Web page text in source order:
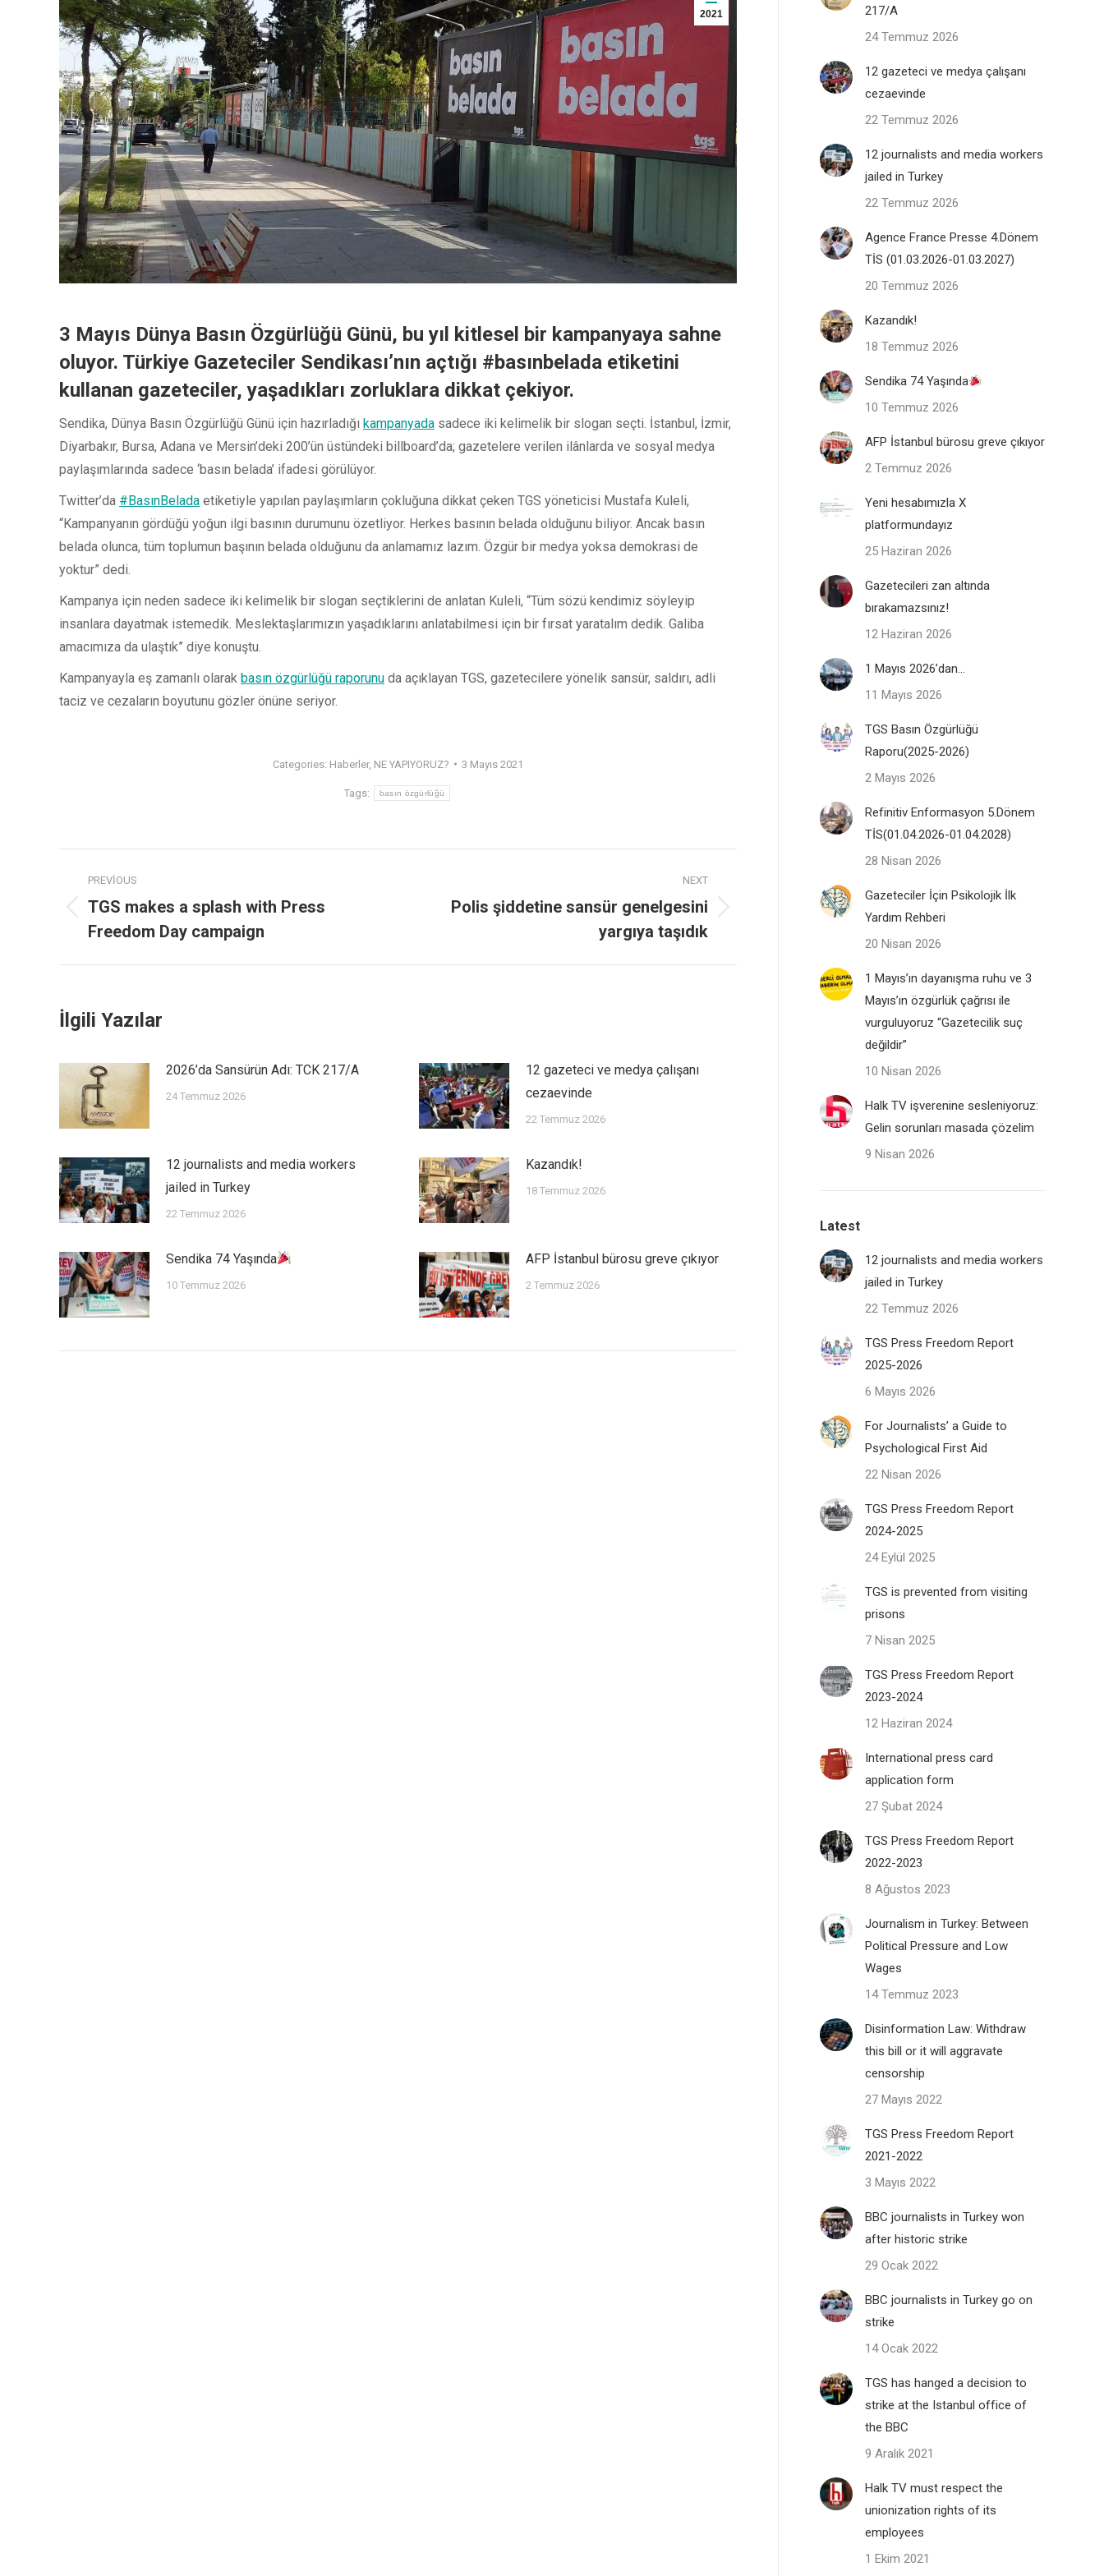
2021
3 Mayıs Dünya Basın Özgürlüğü Günü, bu yıl kitlesel bir kampanyaya sahne
oluyor. Türkiye Gazeteciler Sendikası’nın açtığı #basınbelada etiketini
kullanan gazeteciler, yaşadıkları zorluklara dikkat çekiyor.
Sendika, Dünya Basın Özgürlüğü Günü için hazırladığı kampanyada sadece iki kelimelik bir slogan seçti. İstanbul, İzmir,
Diyarbakır, Bursa, Adana ve Mersin’deki 200’ün üstündeki billboard’da; gazetelere verilen ilânlarda ve sosyal medya
paylaşımlarında sadece ‘basın belada’ ifadesi görülüyor.
Twitter’da #BasınBelada etiketiyle yapılan paylaşımların çokluğuna dikkat çeken TGS yöneticisi Mustafa Kuleli,
“Kampanyanın gördüğü yoğun ilgi basının durumunu özetliyor. Herkes basının belada olduğunu biliyor. Ancak basın
belada olunca, tüm toplumun başının belada olduğunu da anlamamız lazım. Özgür bir medya yoksa demokrasi de
yoktur” dedi.
Kampanya için neden sadece iki kelimelik bir slogan seçtiklerini de anlatan Kuleli, “Tüm sözü kendimiz söyleyip
insanlara dayatmak istemedik. Meslektaşlarımızın yaşadıklarını anlatabilmesi için bir fırsat yaratalım dedik. Galiba
amacımıza da ulaştık” diye konuştu.
Kampanyayla eş zamanlı olarak basın özgürlüğü raporunu da açıklayan TGS, gazetecilere yönelik sansür, saldırı, adli
taciz ve cezaların boyutunu gözler önüne seriyor.
Categories: Haberler, NE YAPIYORUZ? 3 Mayıs 2021
Tags: basın özgürlüğü
PREVIOUS
TGS makes a splash with Press
Freedom Day campaign
NEXT
Polis şiddetine sansür genelgesini
yargıya taşıdık
İlgili Yazılar
2026’da Sansürün Adı: TCK 217/A
24 Temmuz 2026
12 gazeteci ve medya çalışanı
cezaevinde
22 Temmuz 2026
12 journalists and media workers
jailed in Turkey
22 Temmuz 2026
Kazandık!
18 Temmuz 2026
Sendika 74 Yaşında
10 Temmuz 2026
AFP İstanbul bürosu greve çıkıyor
2 Temmuz 2026
217/A
24 Temmuz 2026
12 gazeteci ve medya çalışanı
cezaevinde
22 Temmuz 2026
12 journalists and media workers
jailed in Turkey
22 Temmuz 2026
Agence France Presse 4.Dönem
TİS (01.03.2026-01.03.2027)
20 Temmuz 2026
Kazandık!
18 Temmuz 2026
Sendika 74 Yaşında
10 Temmuz 2026
AFP İstanbul bürosu greve çıkıyor
2 Temmuz 2026
Yeni hesabımızla X
platformundayız
25 Haziran 2026
Gazetecileri zan altında
bırakamazsınız!
12 Haziran 2026
1 Mayıs 2026’dan…
11 Mayıs 2026
TGS Basın Özgürlüğü
Raporu(2025-2026)
2 Mayıs 2026
Refinitiv Enformasyon 5.Dönem
TİS(01.04.2026-01.04.2028)
28 Nisan 2026
Gazeteciler İçin Psikolojik İlk
Yardım Rehberi
20 Nisan 2026
1 Mayıs’ın dayanışma ruhu ve 3
Mayıs’ın özgürlük çağrısı ile
vurguluyoruz “Gazetecilik suç
değildir”
10 Nisan 2026
Halk TV işverenine sesleniyoruz:
Gelin sorunları masada çözelim
9 Nisan 2026
Latest
12 journalists and media workers
jailed in Turkey
22 Temmuz 2026
TGS Press Freedom Report
2025-2026
6 Mayıs 2026
For Journalists’ a Guide to
Psychological First Aid
22 Nisan 2026
TGS Press Freedom Report
2024-2025
24 Eylül 2025
TGS is prevented from visiting
prisons
7 Nisan 2025
TGS Press Freedom Report
2023-2024
12 Haziran 2024
International press card
application form
27 Şubat 2024
TGS Press Freedom Report
2022-2023
8 Ağustos 2023
Journalism in Turkey: Between
Political Pressure and Low
Wages
14 Temmuz 2023
Disinformation Law: Withdraw
this bill or it will aggravate
censorship
27 Mayıs 2022
TGS Press Freedom Report
2021-2022
3 Mayıs 2022
BBC journalists in Turkey won
after historic strike
29 Ocak 2022
BBC journalists in Turkey go on
strike
14 Ocak 2022
TGS has hanged a decision to
strike at the Istanbul office of
the BBC
9 Aralık 2021
Halk TV must respect the
unionization rights of its
employees
1 Ekim 2021